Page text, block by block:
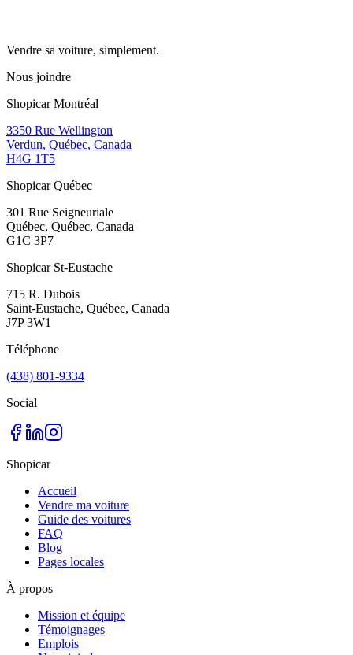
Vendre sa voiture, simplement.
Nous joindre
Shopicar Montréal
3350 Rue Wellington
Verdun, Québec, Canada
H4G 1T5
Shopicar Québec
301 Rue Seigneuriale
Québec, Québec, Canada
G1C 3P7
Shopicar St-Eustache
715 R. Dubois
Saint-Eustache, Québec, Canada
J7P 3W1
Téléphone
(438) 801-9334
Social
Shopicar
Accueil
Vendre ma voiture
Guide des voitures
FAQ
Blog
Pages locales
À propos
Mission et équipe
Témoignages
Emplois